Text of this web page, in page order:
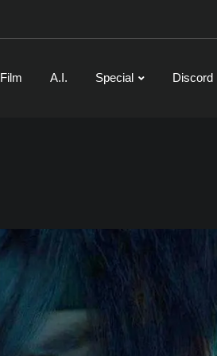
Film A.I. Special Discord